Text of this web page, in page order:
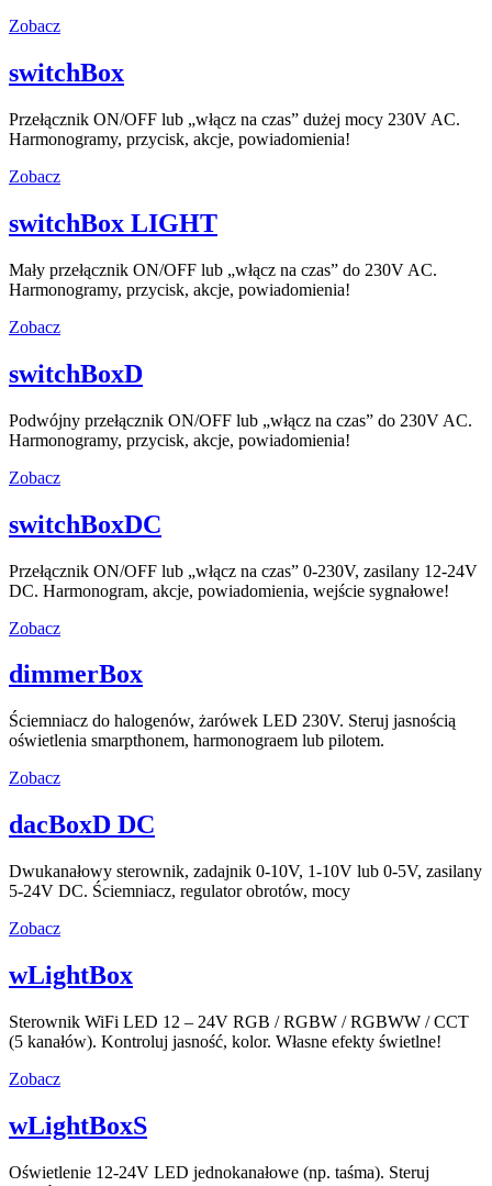
Zobacz
switchBox
Przełącznik ON/OFF lub „włącz na czas” dużej mocy 230V AC.
Harmonogramy, przycisk, akcje, powiadomienia!
Zobacz
switchBox LIGHT
Mały przełącznik ON/OFF lub „włącz na czas” do 230V AC.
Harmonogramy, przycisk, akcje, powiadomienia!
Zobacz
switchBoxD
Podwójny przełącznik ON/OFF lub „włącz na czas” do 230V AC.
Harmonogramy, przycisk, akcje, powiadomienia!
Zobacz
switchBoxDC
Przełącznik ON/OFF lub „włącz na czas” 0-230V, zasilany 12-24V
DC. Harmonogram, akcje, powiadomienia, wejście sygnałowe!
Zobacz
dimmerBox
Ściemniacz do halogenów, żarówek LED 230V. Steruj jasnością
oświetlenia smarpthonem, harmonograem lub pilotem.
Zobacz
dacBoxD DC
Dwukanałowy sterownik, zadajnik 0-10V, 1-10V lub 0-5V, zasilany
5-24V DC. Ściemniacz, regulator obrotów, mocy
Zobacz
wLightBox
Sterownik WiFi LED 12 – 24V RGB / RGBW / RGBWW / CCT
(5 kanałów). Kontroluj jasność, kolor. Własne efekty świetlne!
Zobacz
wLightBoxS
Oświetlenie 12-24V LED jednokanałowe (np. taśma). Steruj